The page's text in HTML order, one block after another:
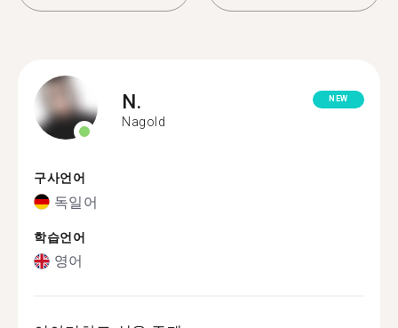
N.
Nagold
NEW
구사언어
독일어
학습언어
영어